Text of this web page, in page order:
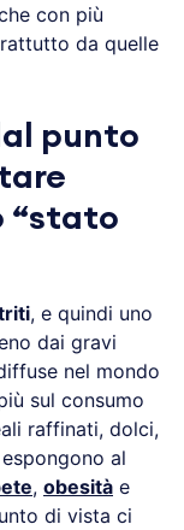
con più
da quelle
punto
“stato
, e quindi uno
dai gravi
nel mondo
sul consumo
raffinati, dolci,
al
, obesità e
di vista ci